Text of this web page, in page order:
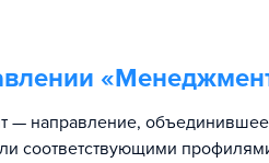
«
— направление, объединившее
соответствующими